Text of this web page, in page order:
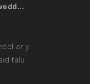
ar y
talu